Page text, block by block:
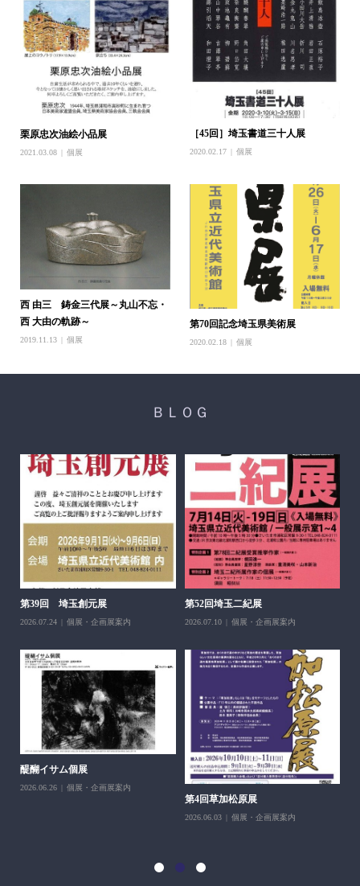
栗原忠次油絵小品展
2021.03.08 個展
［45回］埼玉書道三十人展
2020.02.17 個展
西 由三 鋳金三代展～丸山不忘・
西 大由の軌跡～
2019.11.13 個展
第70回記念埼玉県美術展
2020.02.18 個展
ＢＬＯＧ
第39回 埼玉創元展
2026.07.24 個展・企画展案内
第52回埼玉二紀展
2026.07.10 個展・企画展案内
醍醐イサム個展
2026.06.26 個展・企画展案内
第4回草加松原展
2026.06.03 個展・企画展案内